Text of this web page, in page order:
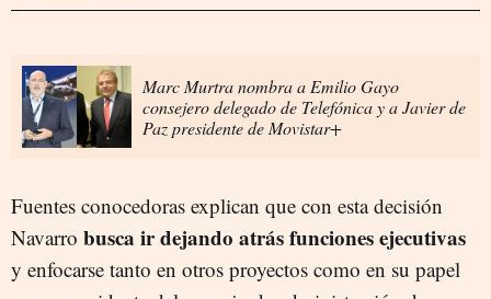
Marc Murtra nombra a Emilio Gayo
consejero delegado de Telefónica y a Javier de
Paz presidente de Movistar+
Fuentes conocedoras explican que con esta decisión
Navarro busca ir dejando atrás funciones ejecutivas
y enfocarse tanto en otros proyectos como en su papel